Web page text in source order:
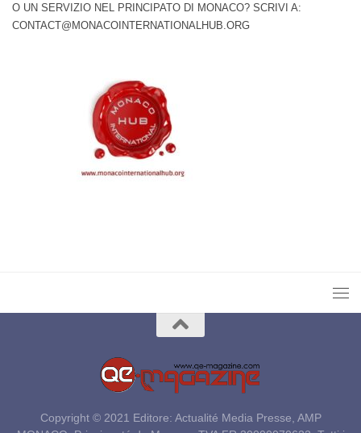
O UN SERVIZIO NEL PRINCIPATO DI MONACO? SCRIVI A:
CONTACT@MONACOINTERNATIONALHUB.ORG
Copyright © 2021 Editore: Actualité Media Presse, AMP